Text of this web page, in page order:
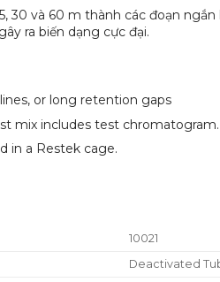
30 và 60 m thành các đoạn ngắn
ra biến dạng cực đại.
or long retention gaps
mix includes test chromatogram.
in a Restek cage.
10021
Deactivated